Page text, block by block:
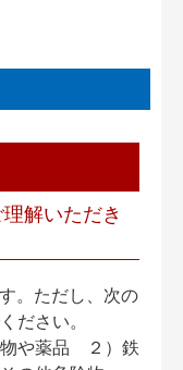
解いただき
。ただし、次の
ださい。
や薬品 ２）鉄